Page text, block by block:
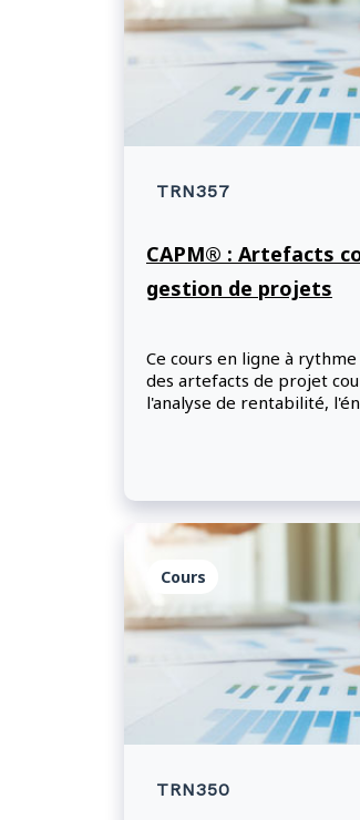
TRN357
CAPM® : Artefacts
gestion de projets
Ce cours en ligne à
des artefacts de projet
l'analyse de rentabilité,
Cours
TRN350